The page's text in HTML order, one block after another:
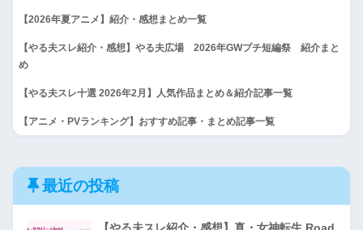
【2026年夏アニメ】紹介・感想まとめ一覧
【やる夫スレ紹介・感想】やる夫広場 2026年GWプチ短編祭 紹介まと
め
【やる夫スレ十選 2026年2月】人気作品まとめ＆紹介記事一覧
【アニメ・PVランキング】おすすめ記事・まとめ記事一覧
最近の投稿